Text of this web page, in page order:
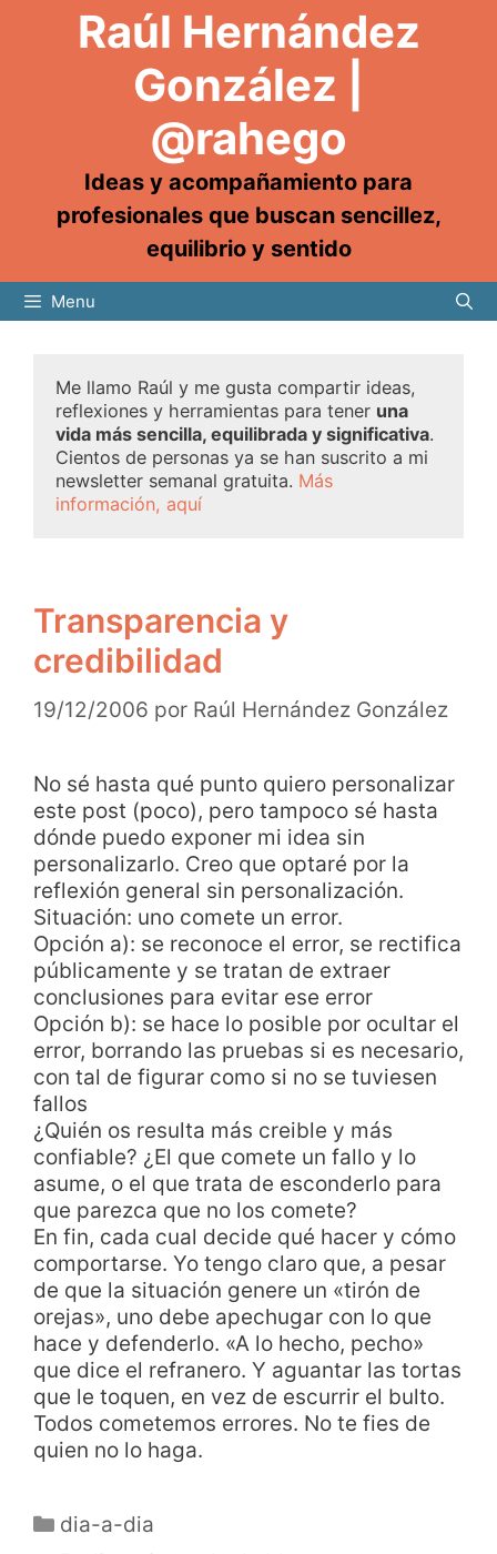
Raúl Hernández
González |
@rahego
Ideas y acompañamiento para
profesionales que buscan sencillez,
equilibrio y sentido
Menu
Me llamo Raúl y me gusta compartir ideas,
reflexiones y herramientas para tener una
vida más sencilla, equilibrada y significativa.
Cientos de personas ya se han suscrito a mi
newsletter semanal gratuita. Más
información, aquí
Transparencia y
credibilidad
19/12/2006 por Raúl Hernández González
No sé hasta qué punto quiero personalizar
este post (poco), pero tampoco sé hasta
dónde puedo exponer mi idea sin
personalizarlo. Creo que optaré por la
reflexión general sin personalización.
Situación: uno comete un error.
Opción a): se reconoce el error, se rectifica
públicamente y se tratan de extraer
conclusiones para evitar ese error
Opción b): se hace lo posible por ocultar el
error, borrando las pruebas si es necesario,
con tal de figurar como si no se tuviesen
fallos
¿Quién os resulta más creible y más
confiable? ¿El que comete un fallo y lo
asume, o el que trata de esconderlo para
que parezca que no los comete?
En fin, cada cual decide qué hacer y cómo
comportarse. Yo tengo claro que, a pesar
de que la situación genere un «tirón de
orejas», uno debe apechugar con lo que
hace y defenderlo. «A lo hecho, pecho»
que dice el refranero. Y aguantar las tortas
que le toquen, en vez de escurrir el bulto.
Todos cometemos errores. No te fies de
quien no lo haga.
dia-a-dia